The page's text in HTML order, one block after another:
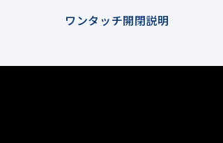
ワンタッチ開閉説明